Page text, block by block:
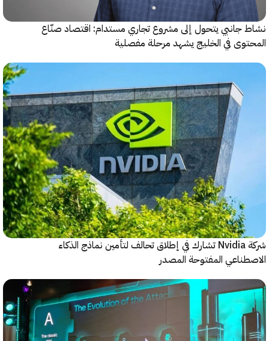
جانبي يتحول إلى مشروع تجاري مستدام: اقتصاد صنّاع
في الخليج يشهد مرحلة مفصلية
شركة Nvidia تشارك في إطلاق تحالف لتأمين نماذج الذكاء
المفتوحة المصدر